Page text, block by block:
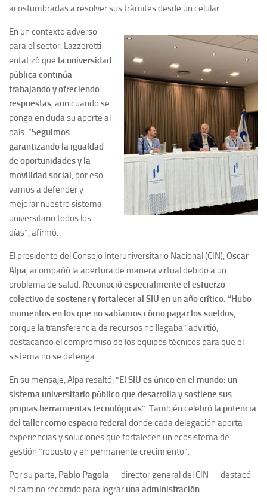
acostumbradas a resolver sus trámites desde un celular.
En un contexto adverso
para el sector, Lazzeretti
enfatizó que la universidad
pública continúa
trabajando y ofreciendo
respuestas , aun cuando se
ponga en duda su aporte al
país. “Seguimos
garantizando la igualdad
de oportunidades y la
movilidad social , por eso
vamos a defender y
mejorar nuestro sistema
universitario todos los
días”, afirmó.
El presidente del Consejo Interuniversitario Nacional (CIN), Oscar
Alpa , acompañó la apertura de manera virtual debido a un
problema de salud. Reconoció especialmente el esfuerzo
colectivo de sostener y fortalecer al SIU en un año crítico. “Hubo
momentos en los que no sabíamos cómo pagar los sueldos
porque la transferencia de recursos no llegaba” advirtió,
destacando el compromiso de los equipos técnicos para que el
sistema no se detenga.
En su mensaje, Alpa resaltó: “El SIU es único en el mundo: un
sistema universitario público que desarrolla y sostiene sus
propias herramientas tecnológicas”. También celebró la potencia
del taller como espacio federal donde cada delegación aporta
experiencias y soluciones que fortalecen un ecosistema de
gestión “robusto y en permanente crecimiento”.
Por su parte, Pablo Pagola —director general del CIN— destacó
el camino recorrido para lograr una administración